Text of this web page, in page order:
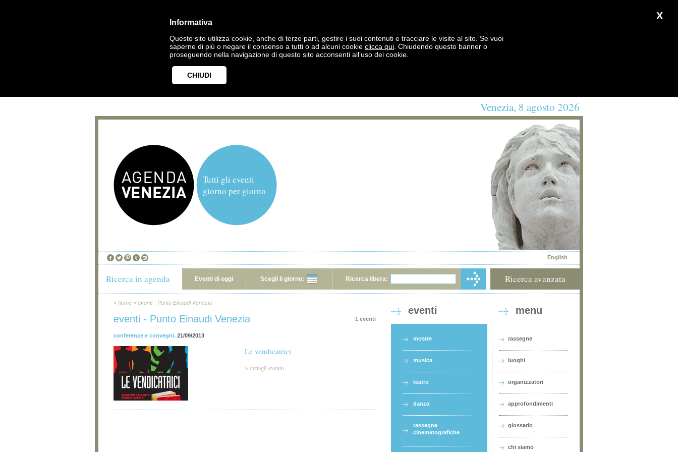
X
Informativa
Questo sito utilizza cookie, anche di terze parti, gestire i suoi contenuti e tracciare le visite al sito. Se vuoi
saperne di più o negare il consenso a tutti o ad alcuni cookie clicca qui . Chiudendo questo banner o
proseguendo nella navigazione di questo sito acconsenti all’uso dei cookie.
CHIUDI
Venezia, 8 agosto 2026
Tutti gli eventi
giorno per giorno
English
Ricerca in agenda Eventi di oggi Scegli il giorno: Ricerca libera: Ricerca avanzata
» home » eventi - Punto Einaudi Venezia
1 eventi
eventi - Punto Einaudi Venezia
conferenze e convegni, 21/09/2013
Le vendicatrici
> dettagli evento
eventi
mostre
musica
teatro
danza
rassegne
cinematografiche
menu
rassegne
luoghi
organizzatori
approfondimenti
glossario
chi siamo